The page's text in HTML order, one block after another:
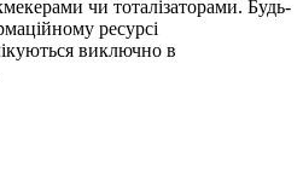
чи тоталізаторами. Будь-
ресурсі
виключно в